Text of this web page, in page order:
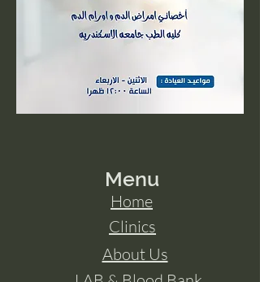
Menu
Home
Clinics
About Us